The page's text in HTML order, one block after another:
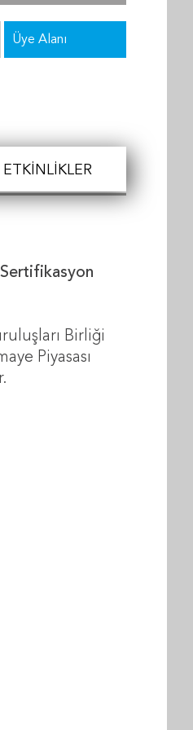
ETKINLIKLER
Üye Alanı
Sertifikasyon
Birliği
Piyasası